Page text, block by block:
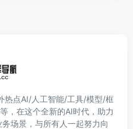
热点AI/人工智能/工具/模型/框
，在这个全新的AI时代，助力
场景，与所有人一起努力向